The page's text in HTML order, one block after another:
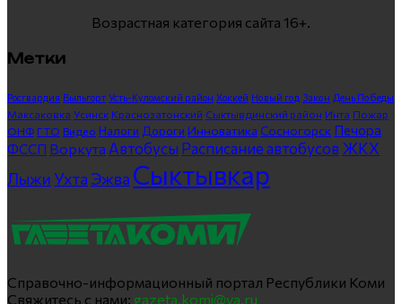
Возрастная категория сайта 16+.
Метки
Росгвардия Выльгорт Усть-Куломский район Хоккей Новый год Закон День Победы
Максаковка Усинск Краснозатонский Сыктывдинский район Инта Пожар
ОНФ ГТО Видео Налоги Дороги Инноватика Сосногорск Печора
ФССП Воркута Автобусы Расписание автобусов ЖКХ
ЛыжиУхта Эжва Сыктывкар
Справочно-информационный портал Республики Коми
Свяжитесь с нами: gazeta.komi@ya.ru